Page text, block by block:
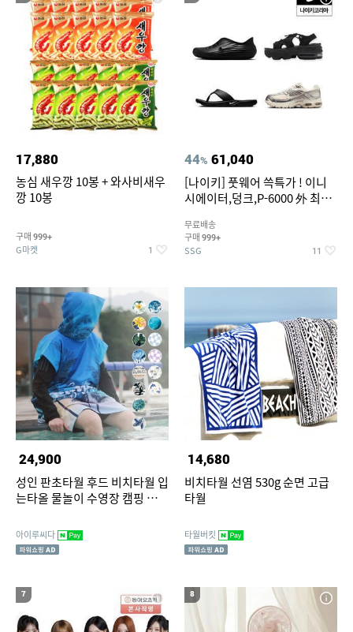
17,880
농심 새우깡 10봉 + 와사비새우
깡 10봉
구매 999+
G마켓 1
44% 61,040
[나이키] 풋웨어 쓱특가 ! 이니
시에이터,덩크,P-6000 外 최대
무료배송
구매 999+
SSG 11
24,900
성인 판초타월 후드 비치타월 입
는타올 물놀이 수영장 캠핑 휴가
아이루씨다
14,680
비치타월 선염 530g 순면 고급
타월
타월버킷
7 8